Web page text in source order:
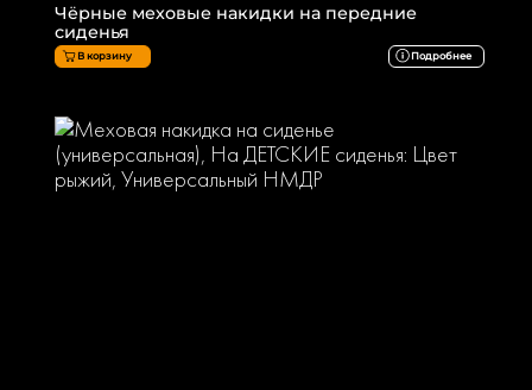
Чёрные меховые накидки на передние
сиденья
В корзину Подробнее